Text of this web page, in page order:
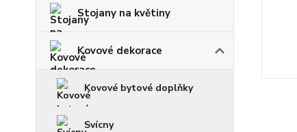
Stojany na květiny
Kovové dekorace
Kovové bytové doplňky
Svícny